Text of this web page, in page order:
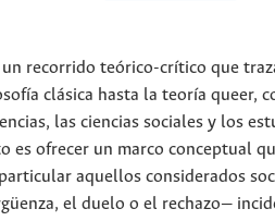
recorrido teórico-crítico que
clásica hasta la teoría queer,
las ciencias sociales y los
es ofrecer un marco conceptual
aquellos considerados
el duelo o el rechazo—